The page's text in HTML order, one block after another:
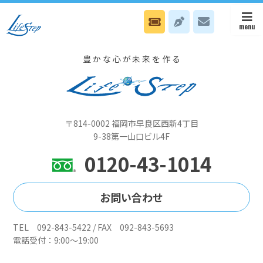
1/30 本部はスタッフ無料電話Nカウンセリング日、八幡オフィスは健や
かセミナーです
豊かな心が未来を作る
〒814-0002 福岡市早良区西新4丁目
9-38第一山口ビル4F
0120-43-1014
お問い合わせ
TEL 092-843-5422 / FAX 092-843-5693
電話受付：9:00～19:00